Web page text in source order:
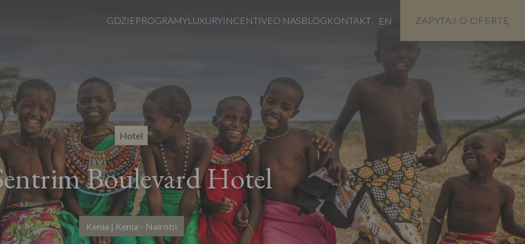
GDZIEPROGRAMYLUXURYINCENTIVEO NASBLOGKONTAKT EN ZAPYTAJ O OFERTĘ
Hotel
Boulevard Hotel
Kenia | Kenia - Nairobi